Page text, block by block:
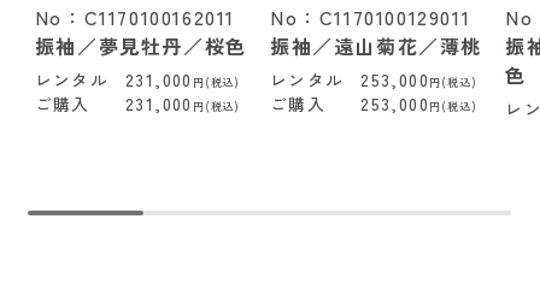
No：C1170100162011
振袖／夢見牡丹／桜色
レンタル 231,000 円(税込)
ご購入 231,000 円(税込)
No：C1170100129011
振袖／遠山菊花／薄桃
レンタル 253,000 円(税込)
ご購入 253,000 円(税込)
No
振
色
レ